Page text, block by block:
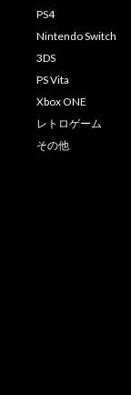
PS4
Nintendo Switch
3DS
PS Vita
Xbox ONE
レトロゲーム
その他